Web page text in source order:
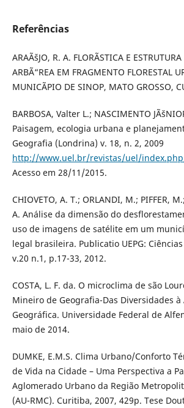
Referências
ARAÃšJO, R. A. FLORÃSTICA E
ARBÃ“REA EM FRAGMENTO FLORESTAL
MUNICÃPIO DE SINOP, MATO GROSSO,
BARBOSA, Valter L.; NASCIMENTO
Paisagem, ecologia urbana e
Geografia (Londrina) v. 18, n. 2, 2009
http://www.uel.br/revistas/uel/
Acesso em 28/11/2015.
CHIOVETO, A. T.; ORLANDI, M.; PIFFER,
A. Análise da dimensão do
uso de imagens de satélite em um
legal brasileira. Publicatio UEPG:
v.20 n.1, p.17-33, 2012.
COSTA, L. F. da. O microclima de são
Mineiro de Geografia-Das Diversidades
Geográfica. Universidade Federal de
maio de 2014.
DUMKE, E.M.S. Clima Urbano/Conforto
de Vida na Cidade – Uma Perspectiva a
Aglomerado Urbano da Região
(AU-RMC). Curitiba, 2007, 429p. Tese